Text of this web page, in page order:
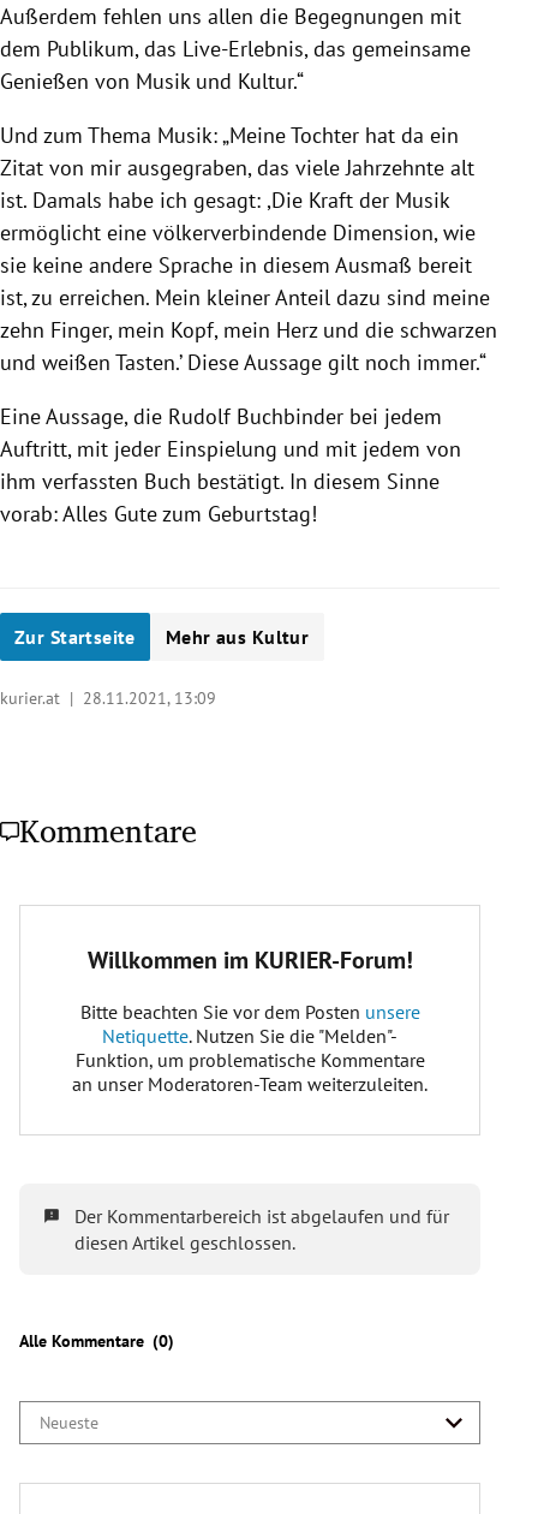
Außerdem fehlen uns allen die Begegnungen mit
dem Publikum, das Live-Erlebnis, das gemeinsame
Genießen von Musik und Kultur.“
Und zum Thema Musik: „Meine Tochter hat da ein
Zitat von mir ausgegraben, das viele Jahrzehnte alt
ist. Damals habe ich gesagt: ,Die Kraft der Musik
ermöglicht eine völkerverbindende Dimension, wie
sie keine andere Sprache in diesem Ausmaß bereit
ist, zu erreichen. Mein kleiner Anteil dazu sind meine
zehn Finger, mein Kopf, mein Herz und die schwarzen
und weißen Tasten.’ Diese Aussage gilt noch immer.“
Eine Aussage, die Rudolf Buchbinder bei jedem
Auftritt, mit jeder Einspielung und mit jedem von
ihm verfassten Buch bestätigt. In diesem Sinne
vorab: Alles Gute zum Geburtstag!
Zur Startseite Mehr aus Kultur
kurier.at | 28.11.2021, 13:09
Kommentare